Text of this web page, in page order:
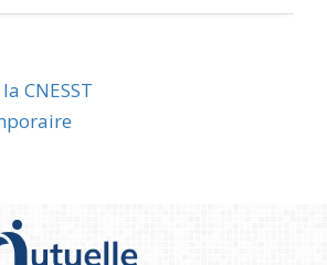
CNESST